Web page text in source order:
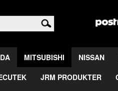
MITSUBISHI NISSAN
JRM PRODUKTER